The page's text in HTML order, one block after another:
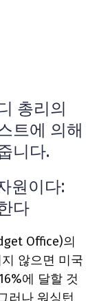
총리의
트에 의해
니다.
원이다:
다
Office)의
않으면 미국
에 달할 것
러나 워싱턴